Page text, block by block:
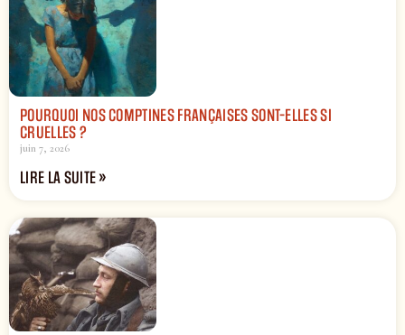
POURQUOI NOS COMPTINES FRANÇAISES SONT-ELLES SI
CRUELLES ?
juin 7, 2026
LIRE LA SUITE »